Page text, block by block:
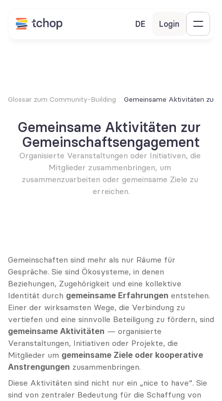
DE Login
Glossar zum Community-Building Gemeinsame Aktivitäten zur
Gemeinsame Aktivitäten zur
Gemeinschaftsengagement
Organisierte Veranstaltungen oder Initiativen, die
Mitglieder zusammenbringen, um
zusammenzuarbeiten oder gemeinsame Ziele zu
erreichen.
Gemeinschaften sind mehr als nur Räume für
Gespräche. Sie sind Ökosysteme, in denen
Beziehungen, Zugehörigkeit und eine kollektive
Identität durch gemeinsame Erfahrungen entstehen.
Einer der wirksamsten Wege, die Verbindung zu
gemeinsame Aktivitäten — organisierte
Veranstaltungen, Initiativen oder Projekte, die
Mitglieder um gemeinsame Ziele oder kooperative
Anstrengungen zusammenbringen.
Diese Aktivitäten sind nicht nur ein „nice to have“. Sie
sind von zentraler Bedeutung für die Schaffung von